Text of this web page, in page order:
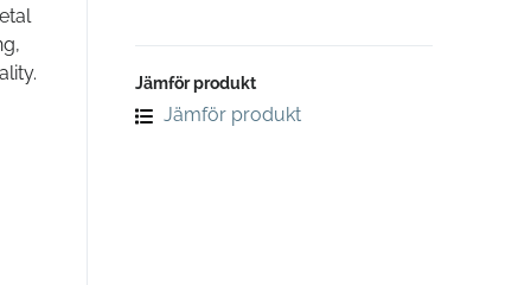
Jämför produkt
Jämför produkt